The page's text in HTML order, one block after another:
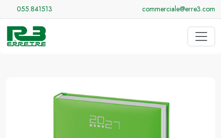
055.841513 commerciale@erre3.com